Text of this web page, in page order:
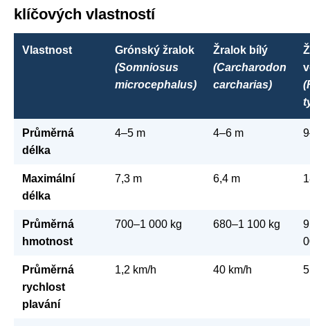
klíčových vlastností
Vlastnost
Grónský žralok
(Somniosus
microcephalus)
Žralok bílý
(Carcharodon
carcharias)
Průměrná
délka
4–5 m 4–6 m
Maximální
délka
7,3 m 6,4 m
Průměrná
hmotnost
700–1 000 kg 680–1 100 kg
Průměrná
rychlost
plavání
1,2 km/h 40 km/h